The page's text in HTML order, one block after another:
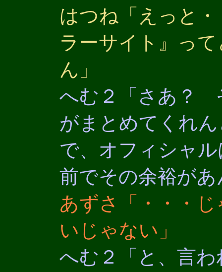
はつね「えっと
ラーサイト』っ
ん」
へむ２「さあ？
がまとめてくれ
で、オフィシャ
前でその余裕が
あずさ「・・・
いじゃない」
へむ２「と、言